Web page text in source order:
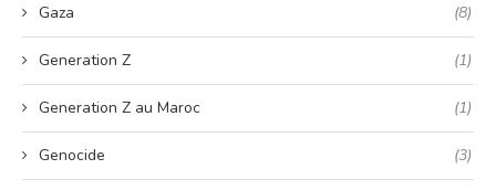
Gaza (8)
Generation Z (1)
Generation Z au Maroc (1)
Genocide (3)